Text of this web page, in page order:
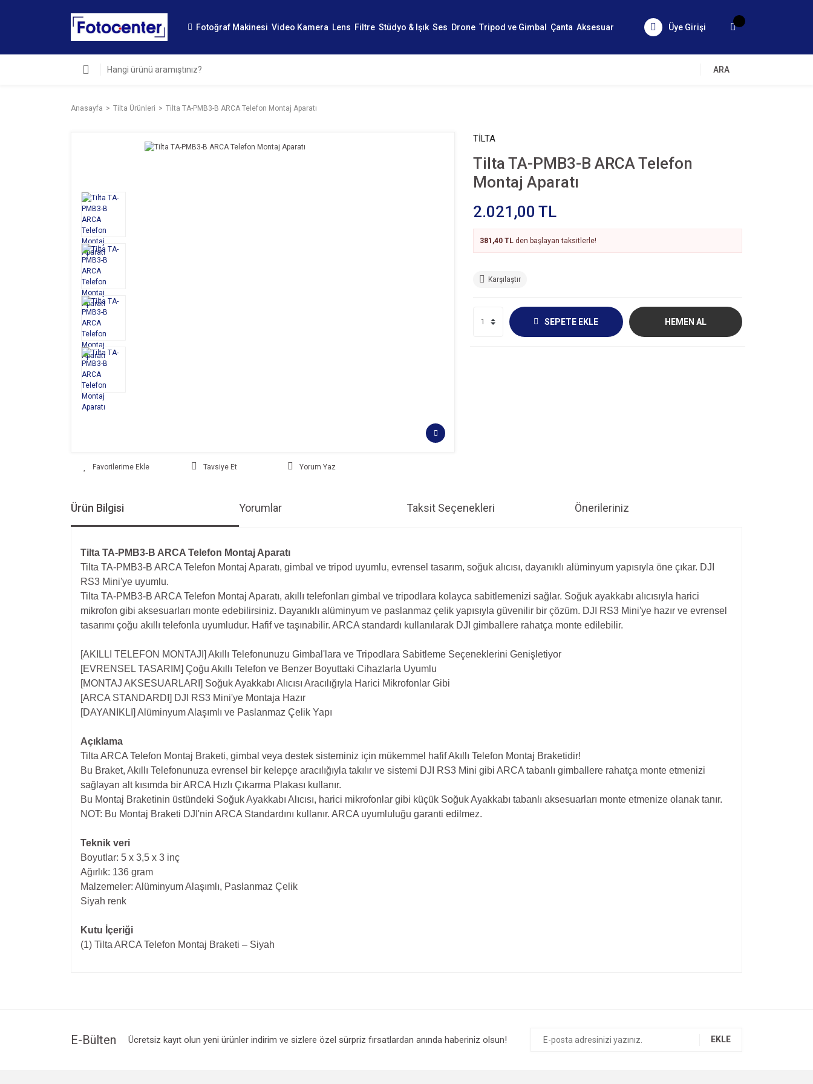
Fotoğraf Makinesi Video Kamera Lens Filtre Stüdyo & Işık Ses Drone Tripod ve Gimbal Çanta Aksesuar Üye Girişi
ARA
Anasayfa Tilta Ürünleri Tilta TA-PMB3-B ARCA Telefon Montaj Aparatı
Tavsiye Et Yorum Yaz
TİLTA
Tilta TA-PMB3-B ARCA Telefon
Montaj Aparatı
2.021,00 TL
381,40 TL den başlayan taksitlerle!
Karşılaştır
SEPETE EKLE HEMEN AL
Ürün Bilgisi Yorumlar Taksit Seçenekleri Önerileriniz
Tilta TA-PMB3-B ARCA Telefon Montaj Aparatı
Tilta TA-PMB3-B ARCA Telefon Montaj Aparatı, gimbal ve tripod uyumlu, evrensel tasarım, soğuk alıcısı, dayanıklı alüminyum yapısıyla öne çıkar. DJI
RS3 Mini'ye uyumlu.
Tilta TA-PMB3-B ARCA Telefon Montaj Aparatı, akıllı telefonları gimbal ve tripodlara kolayca sabitlemenizi sağlar. Soğuk ayakkabı alıcısıyla harici
mikrofon gibi aksesuarları monte edebilirsiniz. Dayanıklı alüminyum ve paslanmaz çelik yapısıyla güvenilir bir çözüm. DJI RS3 Mini'ye hazır ve evrensel
tasarımı çoğu akıllı telefonla uyumludur. Hafif ve taşınabilir. ARCA standardı kullanılarak DJI gimballere rahatça monte edilebilir.
[AKILLI TELEFON MONTAJI] Akıllı Telefonunuzu Gimbal'lara ve Tripodlara Sabitleme Seçeneklerini Genişletiyor
[EVRENSEL TASARIM] Çoğu Akıllı Telefon ve Benzer Boyuttaki Cihazlarla Uyumlu
[MONTAJ AKSESUARLARI] Soğuk Ayakkabı Alıcısı Aracılığıyla Harici Mikrofonlar Gibi
[ARCA STANDARDI] DJI RS3 Mini'ye Montaja Hazır
[DAYANIKLI] Alüminyum Alaşımlı ve Paslanmaz Çelik Yapı
Açıklama
Tilta ARCA Telefon Montaj Braketi, gimbal veya destek sisteminiz için mükemmel hafif Akıllı Telefon Montaj Braketidir!
Bu Braket, Akıllı Telefonunuza evrensel bir kelepçe aracılığıyla takılır ve sistemi DJI RS3 Mini gibi ARCA tabanlı gimballere rahatça monte etmenizi
sağlayan alt kısımda bir ARCA Hızlı Çıkarma Plakası kullanır.
Bu Montaj Braketinin üstündeki Soğuk Ayakkabı Alıcısı, harici mikrofonlar gibi küçük Soğuk Ayakkabı tabanlı aksesuarları monte etmenize olanak tanır.
NOT: Bu Montaj Braketi DJI'nin ARCA Standardını kullanır. ARCA uyumluluğu garanti edilmez.
Teknik veri
Boyutlar: 5 x 3,5 x 3 inç
Ağırlık: 136 gram
Malzemeler: Alüminyum Alaşımlı, Paslanmaz Çelik
Siyah renk
Kutu İçeriği
(1) Tilta ARCA Telefon Montaj Braketi – Siyah
Ürün bilgilerinde hatalar bulunuyor.
E-Bülten Ücretsiz kayıt olun yeni ürünler indirim ve sizlere özel sürpriz fırsatlardan anında haberiniz olsun! EKLE